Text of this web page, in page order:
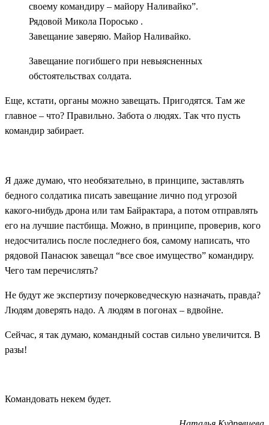
своему командиру – майору Наливайко”.
Рядовой Микола Поросько .
Завещание заверяю. Майор Наливайко.
Завещание погибшего при невыясненных
обстоятельствах солдата.
Еще, кстати, органы можно завещать. Пригодятся. Там же
главное – что? Правильно. Забота о людях. Так что пусть
командир забирает.
Я даже думаю, что необязательно, в принципе, заставлять
бедного солдатика писать завещание лично под угрозой
какого-нибудь дрона или там Байрактара, а потом отправлять
его на лучшие пастбища. Можно, в принципе, проверив, кого
недосчитались после последнего боя, самому написать, что
рядовой Панасюк завещал “все свое имущество” командиру.
Чего там перечислять?
Не будут же экспертизу почерковедческую назначать, правда?
Людям доверять надо. А людям в погонах – вдвойне.
Сейчас, я так думаю, командный состав сильно увеличится. В
разы!
Командовать некем будет.